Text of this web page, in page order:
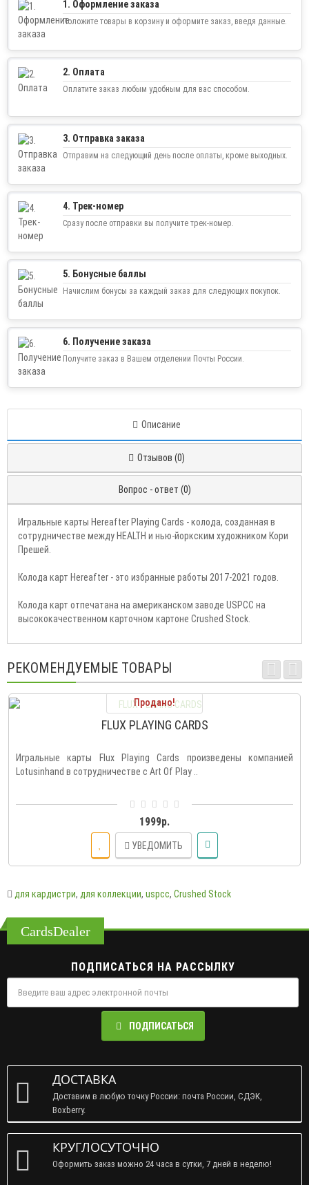
УСЛОВИЯ И ПОРЯДОК РАБОТЫ:
1. Оформление заказа
Положите товары в корзину и оформите заказ, введя данные.
2. Оплата
Оплатите заказ любым удобным для вас способом.
3. Отправка заказа
Отправим на следующий день после оплаты, кроме выходных.
4. Трек-номер
Сразу после отправки вы получите трек-номер.
5. Бонусные баллы
Начислим бонусы за каждый заказ для следующих покупок.
6. Получение заказа
Описание
Отзывов (0)
Вопрос - ответ (0)
сотрудничестве между HEALTH и нью-йоркским художником Кори
Колода карт Hereafter - это избранные работы 2017-2021 годов.
высококачественном карточном картоне Crushed Stock.
РЕКОМЕНДУЕМЫЕ ТОВАРЫ
FLUX PLAYING CARDS
Игральные карты Flux Playing Cards произведены компанией
Lotusinhand в сотрудничестве с Art Of Play ..
1999р.
УВЕДОМИТЬ
для кардистри,для коллекции
CardsDealer
ПОДПИСАТЬСЯ НА РАССЫЛКУ
ДОСТАВКА
Доставим в любую точку России: почта России, СДЭК,
Boxberry.